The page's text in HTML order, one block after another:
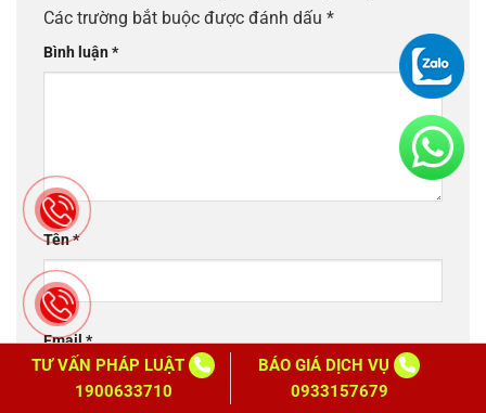
Các trường bắt buộc được đánh dấu *
Bình luận*
Tên*
Email*
TƯ VẤN PHÁP LUẬT
1900633710
BÁO GIÁ DỊCH VỤ
0933157679